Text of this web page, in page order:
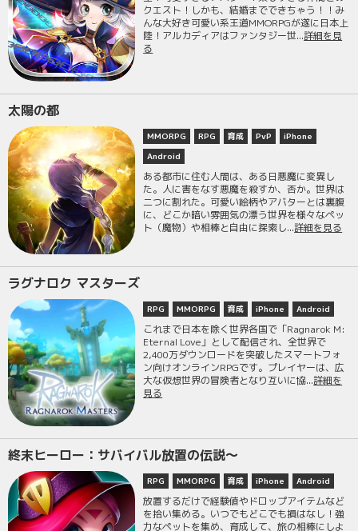
クエスト！しかも、結婚までできちゃう！！み
んな大好き可愛い系王道MMORPGが遂に日本上
陸！アルカディアはファンタジー世...詳細を見
る
太陽の都
MMORPG RPG 育成 PvP
iPhone
Android
ある都市に住む人間は、ある日悪魔に変異し
た。人に害をなす悪魔を殺すか、否か。世界は
二つに割れた。可愛い絵柄やアバターとは裏腹
に、どこか暗い雰囲気の漂う世界を様々なペッ
ト（魔物）や相棒と自由に探索し...詳細を見る
ラグナロク マスターズ
RPG MMORPG 育成 iPhone Android
これまで日本を除く世界各国で「Ragnarok M:
Eternal Love」として配信され、全世界で
2,400万ダウンロードを突破したスマートフォ
ン向けオンラインRPGです。プレイヤーは、広
大な仮想世界の冒険者となり互いに協...詳細を
見る
終末ヒーロー：サバイバル放置の伝説〜
RPG MMORPG 育成 iPhone Android
放置するだけで経験値やドロップアイテムなど
を拾い集める。いつでもどこでも損はなし！強
力なペットを集め、育成して、旅の相棒にしよ